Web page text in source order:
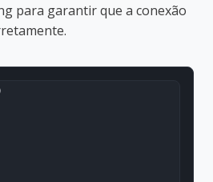
para garantir que a conexão